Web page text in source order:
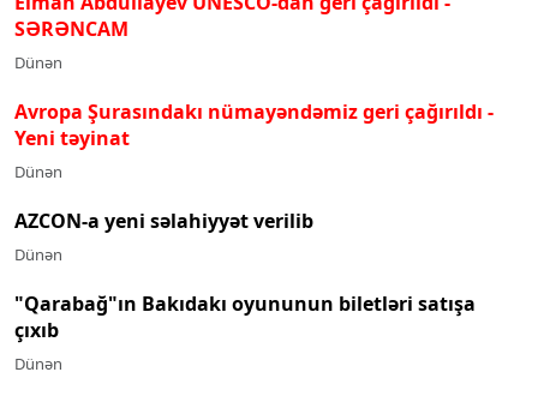
SƏRƏNCAM
Dünən
Avropa Şurasındakı nümayəndəmiz geri çağırıldı -
Yeni təyinat
Dünən
AZCON-a yeni səlahiyyət verilib
Dünən
"Qarabağ"ın Bakıdakı oyununun biletləri satışa
çıxıb
Dünən